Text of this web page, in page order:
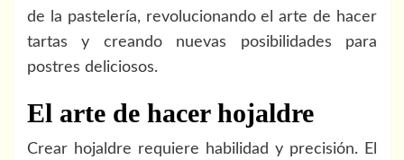
de la pastelería, revolucionando el arte de hacer
tartas y creando nuevas posibilidades para
postres deliciosos.
El arte de hacer hojaldre
Crear hojaldre requiere habilidad y precisión. El